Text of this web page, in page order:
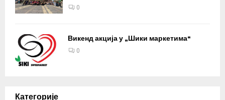
0
Викенд акција у „Шики маркетима“
0
Категорије